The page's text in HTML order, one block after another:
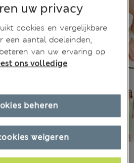
inclusief btw en invoerrechten
uw privacy
cookies en vergelijkbare
een aantal doeleinden,
van uw ervaring op
ons volledige
weigeren
beheren